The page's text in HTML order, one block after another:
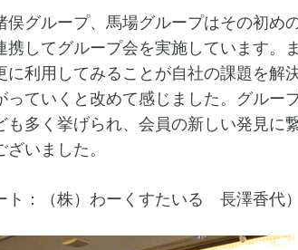
俣グループ、馬場グループはその初め
携してグループ会を実施しています。
に利用してみることが自社の課題を解
っていくと改めて感じました。グルー
も多く挙げられ、会員の新しい発見に
いました。
ト：（株）わーくすたいる 長澤香代）